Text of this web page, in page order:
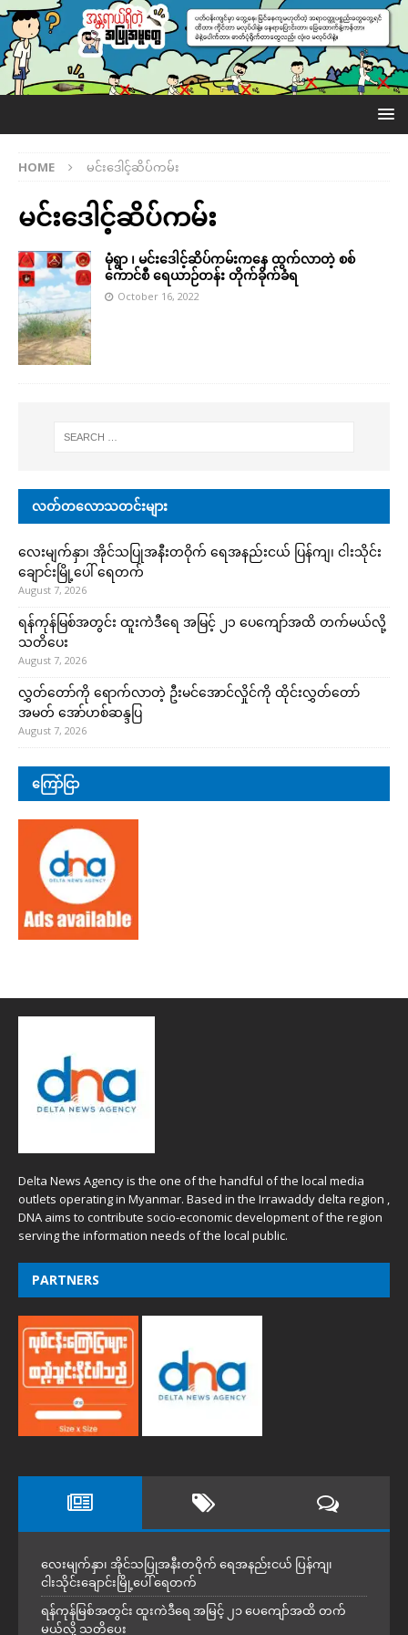
HOME မင်းဒေါင့်ဆိပ်ကမ်း
မင်းဒေါင့်ဆိပ်ကမ်း
မုံရွာ ၊ မင်းဒေါင့်ဆိပ်ကမ်းကနေ ထွက်လာတဲ့ စစ်
ကောင်စီ ရေယာဉ်တန်း တိုက်ခိုက်ခံရ
October 16, 2022
လတ်တလောသတင်းများ
လေးမျက်နှာ၊ အိုင်သပြုအနီးတဝိုက် ရေအနည်းငယ် ပြန်ကျ၊ ငါးသိုင်း
ချောင်းမြို့ပေါ် ရေတက်
August 7, 2026
ရန်ကုန်မြစ်အတွင်း ထူးကဲဒီရေ အ​မြင့် ၂၁ ပေကျော်အထိ တက်မယ်လို့
သတိပေး
August 7, 2026
လွှတ်တော်ကို ရောက်လာတဲ့ ဦးမင်အောင်လှိုင်ကို ထိုင်းလွှတ်တော်
အမတ် အော်ဟစ်ဆန္ဒပြ
August 7, 2026
ကြော်ငြာ
Delta News Agency is the one of the handful of the local media
outlets operating in Myanmar. Based in the Irrawaddy delta region ,
DNA aims to contribute socio-economic development of the region
serving the information needs of the local public.
PARTNERS
လေးမျက်နှာ၊ အိုင်သပြုအနီးတဝိုက် ရေအနည်းငယ် ပြန်ကျ၊
ငါးသိုင်းချောင်းမြို့ပေါ် ရေတက်
ရန်ကုန်မြစ်အတွင်း ထူးကဲဒီရေ အ​မြင့် ၂၁ ပေကျော်အထိ တက်
မယ်လို့ သတိပေး